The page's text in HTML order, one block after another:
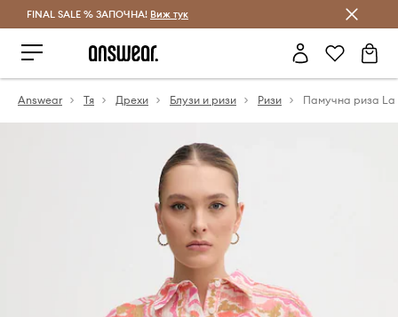
Спестявай с Answear Club
FINAL SALE % ЗАПОЧНА! Виж тук
Answear Тя Дрехи Блузи и ризи Ризи